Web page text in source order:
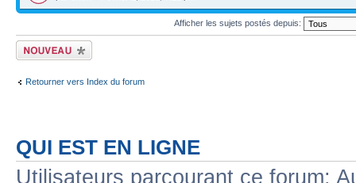
Afficher les sujets postés depuis:
Écrire un nouveau
sujet
Retourner vers Index du forum
QUI EST EN LIGNE
Utilisateurs parcourant ce forum: